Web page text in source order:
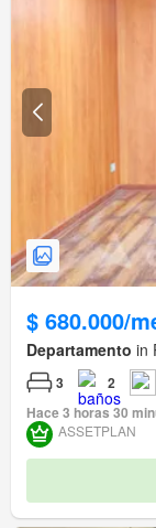
$ 680.000/
Departamento in
3 2
Hace 3 horas 30
ASSETPLAN